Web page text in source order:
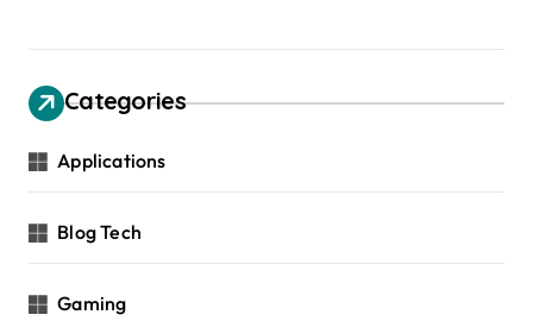
Categories
Applications
Blog Tech
Gaming